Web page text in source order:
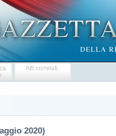
Atti correlati
2020)